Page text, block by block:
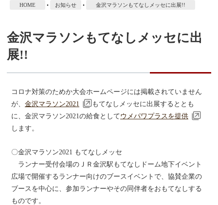
HOME • お知らせ • 金沢マラソンもてなしメッセに出展!!
金沢マラソンもてなしメッセに出
展!!
コロナ対策のためか大会ホームページには掲載されていません
が、 金沢マラソン2021
もてなしメッセに出展するととも
に、金沢マラソン2021の給食としてウメパワプラスを提供
します。
〇金沢マラソン2021 もてなしメッセ
ランナー受付会場のＪＲ金沢駅もてなしドーム地下イベント
広場で開催するランナー向けのブースイベントで、協賛企業の
ブースを中心に、参加ランナーやその同伴者をおもてなしする
ものです。